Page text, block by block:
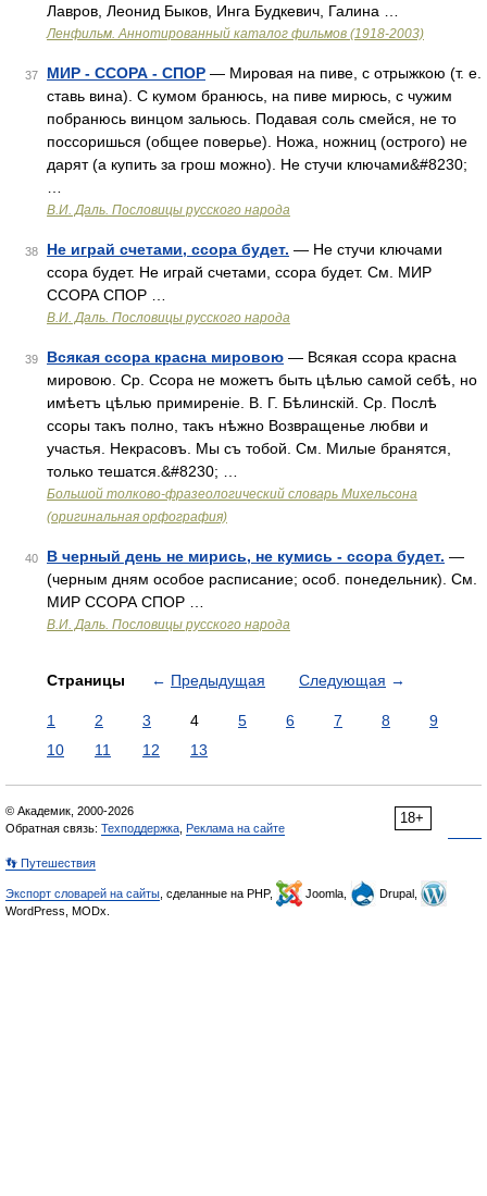
Лавров, Леонид Быков, Инга Будкевич, Галина …
Ленфильм. Аннотированный каталог фильмов (1918-2003)
37 МИР - ССОРА - СПОР — Мировая на пиве, с отрыжкою (т. е.
ставь вина). С кумом бранюсь, на пиве мирюсь, с чужим
побранюсь винцом зальюсь. Подавая соль смейся, не то
поссоришься (общее поверье). Ножа, ножниц (острого) не
дарят (а купить за грош можно). Не стучи ключами&#8230;
В.И. Даль. Пословицы русского народа
38 Не играй счетами, ссора будет. — Не стучи ключами
ссора будет. Не играй счетами, ссора будет. См. МИР
ССОРА СПОР …
В.И. Даль. Пословицы русского народа
39 Всякая ссора красна мировою — Всякая ссора красна
мировою. Ср. Ссора не можетъ быть цѣлью самой себѣ, но
имѣетъ цѣлью примиреніе. В. Г. Бѣлинскій. Ср. Послѣ
ссоры такъ полно, такъ нѣжно Возвращенье любви и
участья. Некрасовъ. Мы съ тобой. См. Милые бранятся,
только тешатся.&#8230; …
Большой толково-фразеологический словарь Михельсона
(оригинальная орфография)
40 В черный день не мирись, не кумись - ссора будет. —
(черным дням особое расписание; особ. понедельник). См.
МИР ССОРА СПОР …
В.И. Даль. Пословицы русского народа
Страницы ← Предыдущая Следующая →
1 2 3 4 5 6 7 8
9
10
11 12 13
18+
© Академик, 2000-2026
Обратная связь: Техподдержка Реклама на сайте
👣 Путешествия
Экспорт словарей на сайты , сделанные на PHP, Joomla,
Drupal,
WordPress, MODx.